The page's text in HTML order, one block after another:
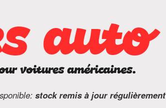
auto
voitures américaines.
stock remis à jour régulièrement